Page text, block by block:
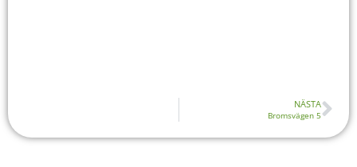
NÄSTA
Bromsvägen 5